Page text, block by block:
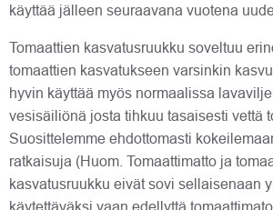
käyttää jälleen seuraavana vuotena
Tomaattien kasvatusruukku soveltuu
tomaattien kasvatukseen varsinkin
hyvin käyttää myös normaalissa
vesisäiliönä josta tihkuu tasaisesti vettä
Suosittelemme ehdottomasti
ratkaisuja (Huom. Tomaattimatto ja
kasvatusruukku eivät sovi sellaisenaan
käytettäväksi vaan edellyttä